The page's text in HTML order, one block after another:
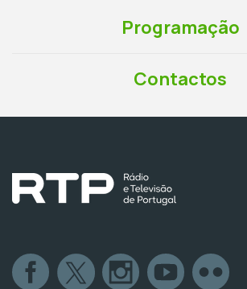
Programação
Contactos